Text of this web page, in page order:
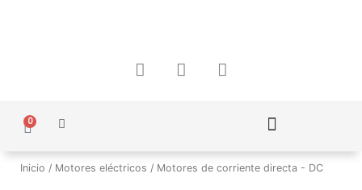
F
a
o
I
n
r
W
h
p
0
Carrito
Inicio / Motores eléctricos / Motores de corriente directa - DC